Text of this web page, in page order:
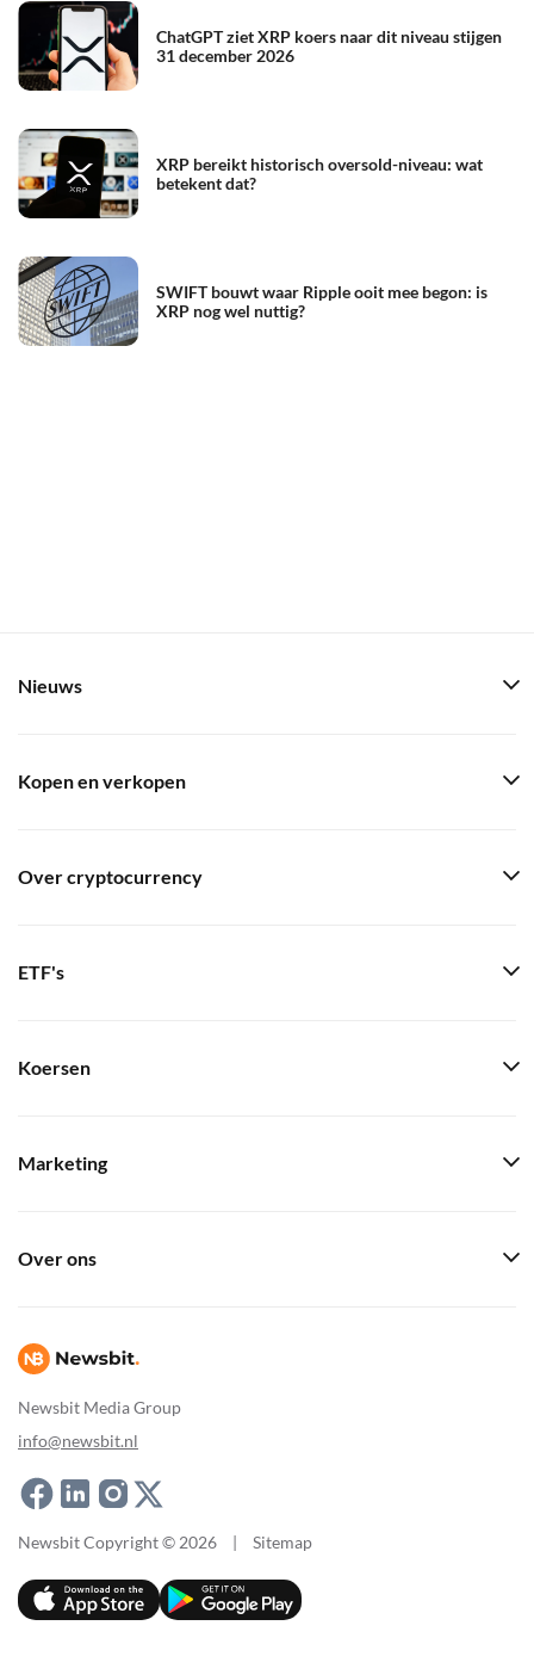
ChatGPT ziet XRP koers naar dit niveau stijgen
31 december 2026
XRP bereikt historisch oversold-niveau: wat
betekent dat?
SWIFT bouwt waar Ripple ooit mee begon: is
XRP nog wel nuttig?
Newsbit Media Group
info@newsbit.nl
Nieuws
Kopen en verkopen
Over cryptocurrency
ETF's
Koersen
Marketing
Over ons
Newsbit Copyright © 2026 | Sitemap